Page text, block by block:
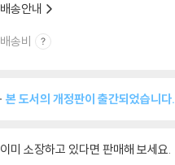
배송안내
배송비
본 도서의 개정판이 출간되었습니다.
이미 소장하고 있다면 판매해 보세요.